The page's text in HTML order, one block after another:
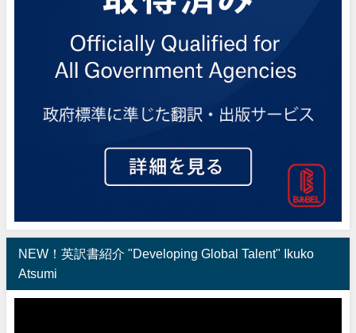
NEW！英訳書紹介 "Developing Global Talent" Ikuko
Atsumi